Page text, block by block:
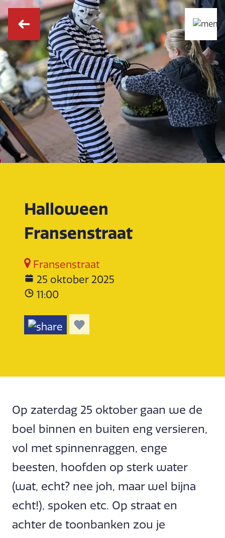
Halloween
Fransenstraat
Fransenstraat
25 oktober 2025
11:00
Op zaterdag 25 oktober gaan we de
boel binnen en buiten eng versieren,
vol met spinnenraggen, enge
beesten, hoofden op sterk water
(wat, echt? nee joh, maar wel bijna
echt!), spoken etc. Op straat en
achter de toonbanken zou je